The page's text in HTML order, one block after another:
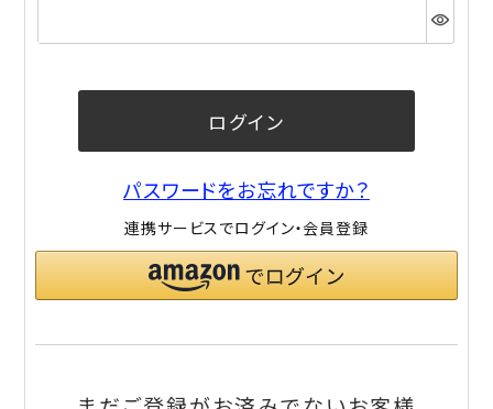
ログイン
パスワードをお忘れですか？
連携サービスでログイン・会員登録